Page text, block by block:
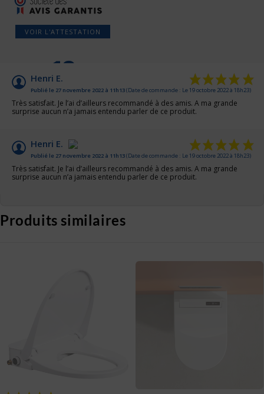
VOIR L'ATTESTATION
10
Henri E.
Publié le 27 novembre 2022 à 11h13(Date de commande : Le 19 octobre 2022 à 18h23)
Très satisfait. Je l’ai d’ailleurs recommandé à des amis. A ma grande
surprise aucun n’a jamais entendu parler de ce produit.
Henri E.
Publié le 27 novembre 2022 à 11h13(Date de commande : Le 19 octobre 2022 à 18h23)
Très satisfait. Je l’ai d’ailleurs recommandé à des amis. A ma grande
surprise aucun n’a jamais entendu parler de ce produit.
Produits similaires